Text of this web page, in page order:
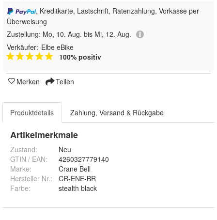
, Kreditkarte, Lastschrift, Ratenzahlung, Vorkasse per
Überweisung
Zustellung: Mo, 10. Aug. bis Mi, 12. Aug.
Verkäufer: Elbe eBike
100% positiv
Merken Teilen
Produktdetails Zahlung, Versand & Rückgabe
Artikelmerkmale
Zustand:
Neu
GTIN / EAN:
4260327779140
Marke:
Crane Bell
Hersteller Nr.:
CR-ENE-BR
Farbe: stealth black